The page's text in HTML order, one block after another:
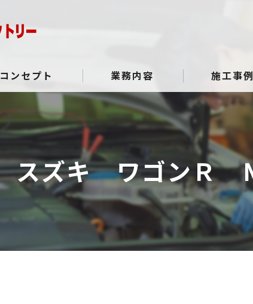
コンセプト 業務内容
よくある質問
施工事例
スズキ ワゴンＲ